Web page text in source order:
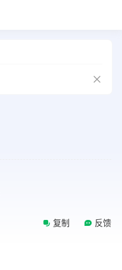
复制 反馈